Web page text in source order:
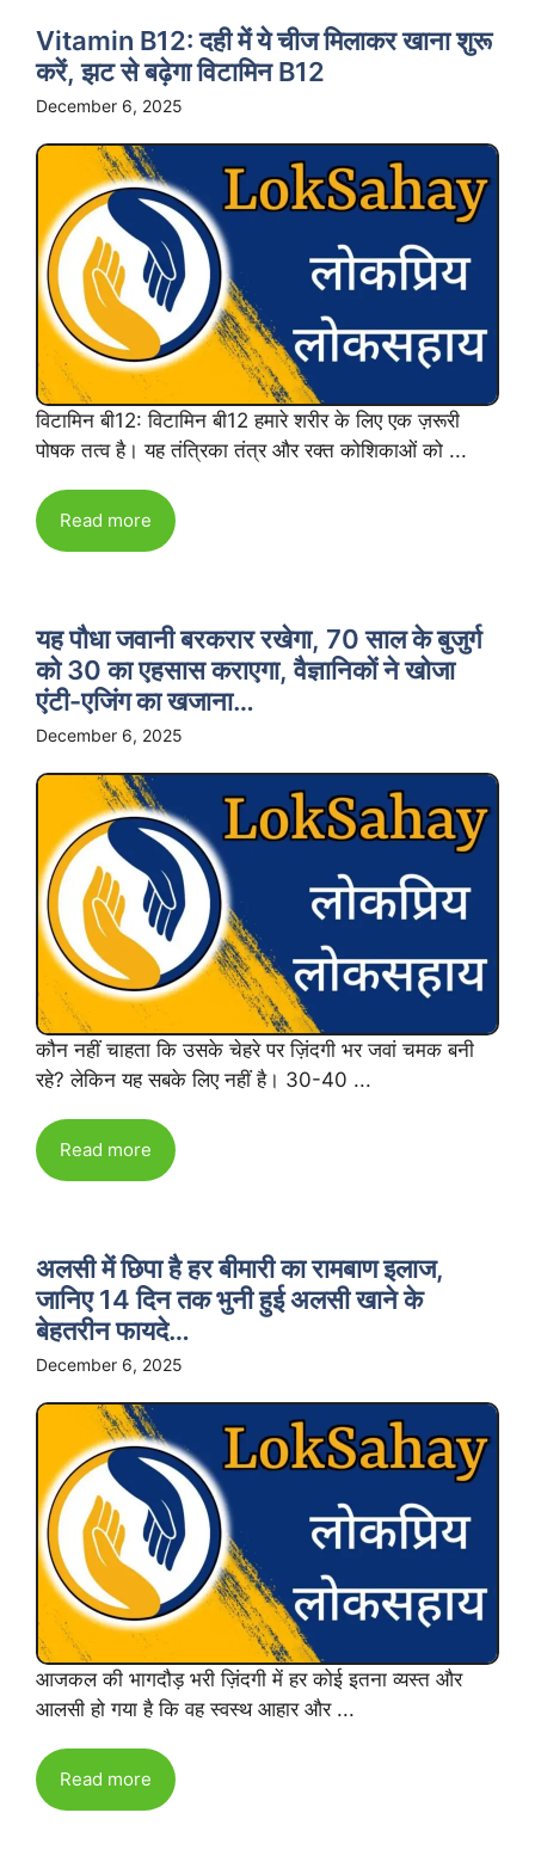
Vitamin B12: दही में ये चीज मिलाकर खाना शुरू
करें, झट से बढ़ेगा विटामिन B12
December 6, 2025
विटामिन बी12: विटामिन बी12 हमारे शरीर के लिए एक ज़रूरी
पोषक तत्व है। यह तंत्रिका तंत्र और रक्त कोशिकाओं को ...
Read more
यह पौधा जवानी बरकरार रखेगा, 70 साल के बुजुर्ग
को 30 का एहसास कराएगा, वैज्ञानिकों ने खोजा
एंटी-एजिंग का खजाना…
December 6, 2025
कौन नहीं चाहता कि उसके चेहरे पर ज़िंदगी भर जवां चमक बनी
रहे? लेकिन यह सबके लिए नहीं है। 30-40 ...
Read more
अलसी में छिपा है हर बीमारी का रामबाण इलाज,
जानिए 14 दिन तक भुनी हुई अलसी खाने के
बेहतरीन फायदे…
December 6, 2025
आजकल की भागदौड़ भरी ज़िंदगी में हर कोई इतना व्यस्त और
आलसी हो गया है कि वह स्वस्थ आहार और ...
Read more